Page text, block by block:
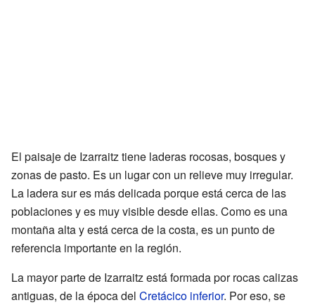
El paisaje de Izarraitz tiene laderas rocosas, bosques y
zonas de pasto. Es un lugar con un relieve muy irregular.
La ladera sur es más delicada porque está cerca de las
poblaciones y es muy visible desde ellas. Como es una
montaña alta y está cerca de la costa, es un punto de
referencia importante en la región.
La mayor parte de Izarraitz está formada por rocas calizas
antiguas, de la época del Cretácico inferior. Por eso, se